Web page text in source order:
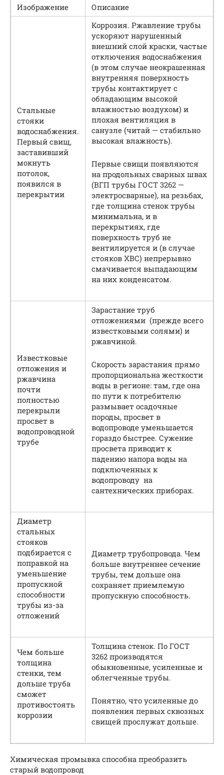
Изображение Описание
Стальные
стояки
водоснабжения.
Первый свищ,
заставивший
мокнуть
потолок,
появился в
перекрытии
Коррозия. Ржавление трубы
ускоряют нарушенный
внешний слой краски, частые
отключения водоснабжения
(в этом случае неокрашенная
внутренняя поверхность
трубы контактирует с
обладающим высокой
влажностью воздухом) и
плохая вентиляция в
санузле (читай — стабильно
высокая влажность).
Первые свищи появляются
на продольных сварных швах
(ВГП трубы ГОСТ 3262 —
электросварные), на резьбах,
где толщина стенок трубы
минимальна, и в
перекрытиях, где
поверхность труб не
вентилируется и (в случае
стояков ХВС) непрерывно
смачивается выпадающим
на них конденсатом.
Известковые
отложения и
ржавчина
почти
полностью
перекрыли
просвет в
водопроводной
трубе
Зарастание труб
отложениями (прежде всего
известковыми солями) и
ржавчиной.
Скорость зарастания прямо
пропорциональна жесткости
воды в регионе: там, где она
по пути к потребителю
размывает осадочные
породы, просвет в
водопроводе уменьшается
гораздо быстрее. Сужение
просвета приводит к
падению напора воды на
подключенных к
водопроводу на
сантехнических приборах.
Диаметр
стальных
стояков
подбирается с
поправкой на
уменьшение
пропускной
способности
трубы из-за
отложений
Диаметр трубопровода. Чем
больше внутреннее сечение
трубы, тем дольше она
сохраняет приемлемую
пропускную способность.
Чем больше
толщина
стенки, тем
дольше труба
сможет
противостоять
коррозии
Толщина стенок. По ГОСТ
3262 производятся
обыкновенные, усиленные и
облегченные трубы.
Понятно, что усиленные до
появления первых сквозных
свищей прослужат дольше.
Химическая промывка способна преобразить
старый водопровод